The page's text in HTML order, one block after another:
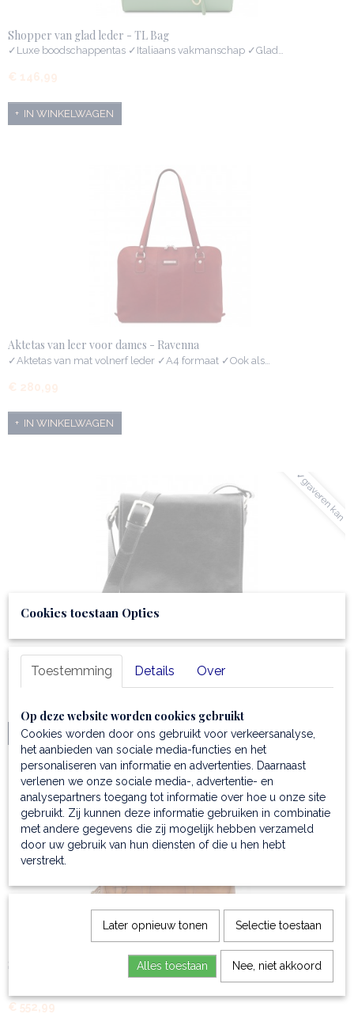
Shopper van glad leder - TL Bag
✓Luxe boodschappentas ✓Italiaans vakmanschap ✓Glad…
€ 146,99
IN WINKELWAGEN
Aktetas van leer voor dames - Ravenna
✓Aktetas van mat volnerf leder ✓A4 formaat ✓Ook als…
€ 280,99
IN WINKELWAGEN
✓graveren kan
Leren schoudertas met 2 compartimenten
✓Schoudertas voor mannen ✓10" tablet past ✓Luxueuze…
IN WINKELWAGEN
Set van reistas en toilettas - Colombo
✓Set van reistas en toilettas ✓Plantaardig gelooid…
€ 552,99
Cookies toestaan Opties
Toestemming Details Over
Op deze website worden cookies gebruikt
Cookies worden door ons gebruikt voor verkeersanalyse,
het aanbieden van sociale media-functies en het
personaliseren van informatie en advertenties. Daarnaast
verlenen we onze sociale media-, advertentie- en
analysepartners toegang tot informatie over hoe u onze site
gebruikt. Zij kunnen deze informatie gebruiken in combinatie
met andere gegevens die zij mogelijk hebben verzameld
door uw gebruik van hun diensten of die u hen hebt
verstrekt.
Later opnieuw tonen Selectie toestaan
Alles toestaan Nee, niet akkoord